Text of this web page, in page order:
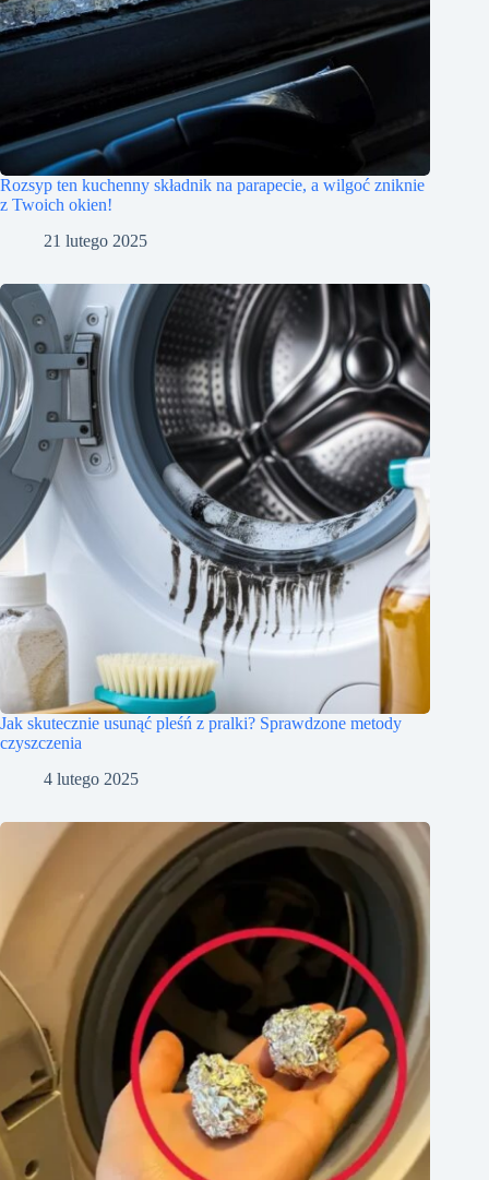
Rozsyp ten kuchenny składnik na parapecie, a wilgoć zniknie
z Twoich okien!
21 lutego 2025
Jak skutecznie usunąć pleśń z pralki? Sprawdzone metody
czyszczenia
4 lutego 2025